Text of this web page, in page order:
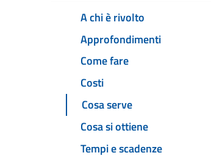
A chi è rivolto
Approfondimenti
Come fare
Costi
Cosa serve
Cosa si ottiene
Tempi e scadenze